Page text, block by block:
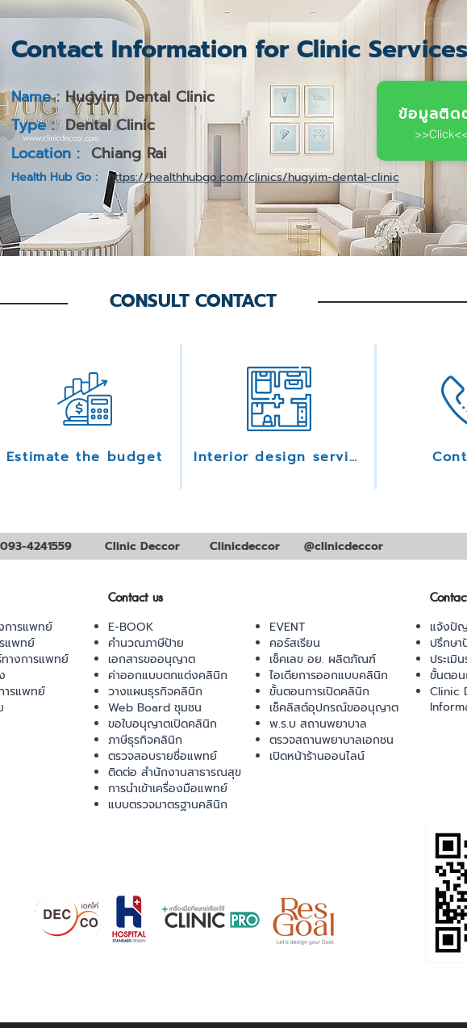
Contact Information for Clinic Services
Name : Hugyim Dental Clinic
Type : Dental Clinic
Location : Chiang Rai
ข้อมูลติด
>>Click<<
Health Hub Go : https://healthhubgo.com/clinics/hugyim-dental-clinic
CONSULT CONTACT
Estimate the budget Interior design services
093-4241559 Clinic Deccor Clinicdeccor @clinicdeccor
ารแพทย์
แพทย์
ทางการแพทย์
ารแพทย์
Contact us
E-BOOK
คำนวณภาษีป้าย
เอกสารขออนุญาต
ค่าออกแบบตกแต่งคลินิก
วางแผนธุรกิจคลินิก
Web Board ชุมชน
ขอใบอนุญาตเปิดคลินิก
ภาษีธุรกิจคลินิก
ตรวจสอบรายชื่อแพทย์
ติดต่อ สำนักงานสาธารณสุข
การนำเข้าเครื่องมือแพทย์
แบบตรวจมาตรฐานคลินิก
EVENT
คอร์สเรียน
เช็คเลข อย. ผลิตภัณฑ์
ไอเดียการออกแบบคลินิก
ขั้นตอนการเปิดคลินิก
เช็คลิสต์อุปกรณ์ขออนุญาต
พ.ร.บ สถานพยาบาล
ตรวจสถานพยาบาลเอกชน
เปิดหน้าร้านออนไลน์
แจ้งปั
ปรึกษ
ประเมิ
ขั้นตอน
Clinic